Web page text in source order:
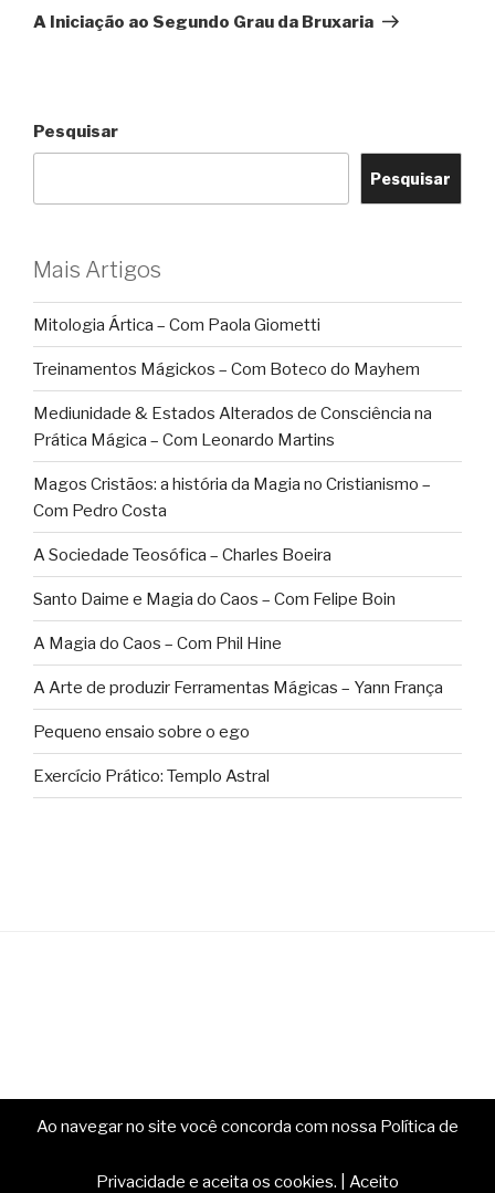
post
A Iniciação ao Segundo Grau da Bruxaria
Pesquisar
Pesquisar
Mais Artigos
Mitologia Ártica – Com Paola Giometti
Treinamentos Mágickos – Com Boteco do Mayhem
Mediunidade & Estados Alterados de Consciência na
Prática Mágica – Com Leonardo Martins
Magos Cristãos: a história da Magia no Cristianismo –
Com Pedro Costa
A Sociedade Teosófica – Charles Boeira
Santo Daime e Magia do Caos – Com Felipe Boin
A Magia do Caos – Com Phil Hine
A Arte de produzir Ferramentas Mágicas – Yann França
Pequeno ensaio sobre o ego
Exercício Prático: Templo Astral
Ao navegar no site você concorda com nossa Política de
Privacidade e aceita os cookies. Aceito
reservados.